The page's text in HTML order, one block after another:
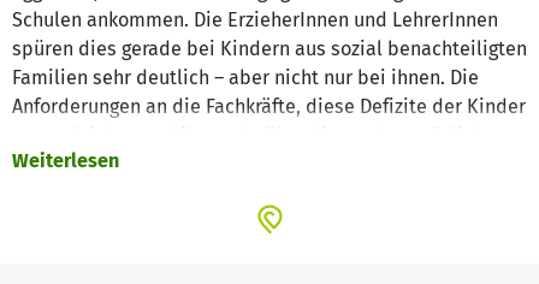
Schulen ankommen. Die ErzieherInnen und LehrerInnen
spüren dies gerade bei Kindern aus sozial benachteiligten
Familien sehr deutlich – aber nicht nur bei ihnen. Die
Anforderungen an die Fachkräfte, diese Defizite der Kinder
Gesundheits- und Bildungschancen zu eröffnen, sind eine
Weiterlesen